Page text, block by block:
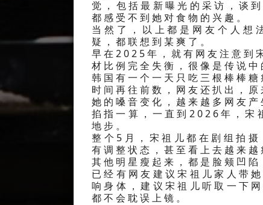
觉，包括最新曝光的采访，谈
都感受不到她对食物的兴趣。
当然了，以上都是网友个人想
疑，都联想到某爽了。
早在2025年，就有网友注意到
材比例完全失衡，很像是传说
韩国有一个一天只吃三根棒棒
时间再往前数，网友还扒出，
她的嗓音变化，越来越多网友产
掐指一算，一直到2026年，宋
地步。
整个5月，宋祖儿都在剧组拍
有调整状态，甚至看上去越来越
其他明星瘦起来，都是脸颊凹
已经有网友建议宋祖儿家人带
响身体，建议宋祖儿听取一下
都不会耽误上镜。